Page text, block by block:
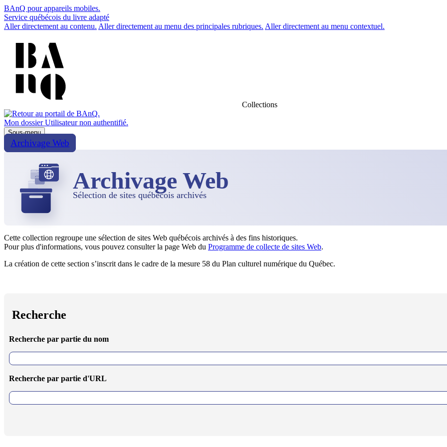
BAnQ pour appareils mobiles.
Service québécois du livre adapté
Aller directement au contenu. Aller directement au menu des principales rubriques. Aller directement au menu contextuel.
Collections
Mon dossier Utilisateur non authentifié.
Sous-menu
Archivage Web
Archivage Web
Sélection de sites québécois archivés
Cette collection regroupe une sélection de sites Web québécois archivés à des fins historiques.
Pour plus d'informations, vous pouvez consulter la page Web du Programme de collecte de sites Web.
La création de cette section s’inscrit dans le cadre de la mesure 58 du Plan culturel numérique du Québec.
Recherche
Recherche par partie du nom
Recherche par partie d'URL